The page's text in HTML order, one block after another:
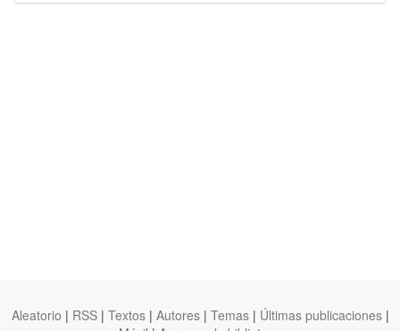
Aleatorio | RSS | Textos | Autores | Temas | Últimas publicaciones |